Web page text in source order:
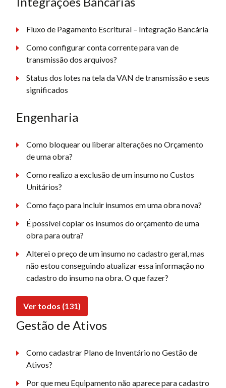
Fluxo de Pagamento Escritural – Integração Bancária
Como configurar conta corrente para van de
transmissão dos arquivos?
Status dos lotes na tela da VAN de transmissão e seus
significados
Engenharia
Como bloquear ou liberar alterações no Orçamento
de uma obra?
Como realizo a exclusão de um insumo no Custos
Unitários?
Como faço para incluir insumos em uma obra nova?
É possível copiar os insumos do orçamento de uma
obra para outra?
Alterei o preço de um insumo no cadastro geral, mas
não estou conseguindo atualizar essa informação no
cadastro do insumo na obra. O que fazer?
Ver todos (131)
Gestão de Ativos
Como cadastrar Plano de Inventário no Gestão de
Ativos?
Por que meu Equipamento não aparece para cadastro